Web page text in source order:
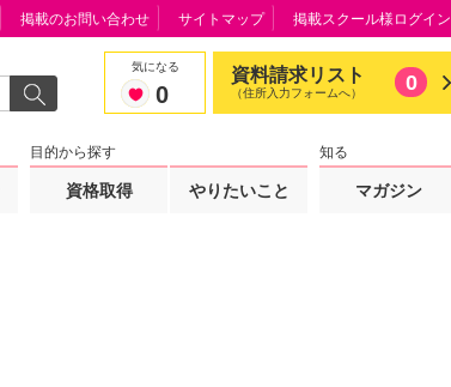
気になる
0
資料請求リスト
（住所入力フォームへ） 0
目的から探す
資格取得 やりたいこと
知る
マガジン
掲載のお問い合わせ サイトマップ 掲載スクール様ログイン